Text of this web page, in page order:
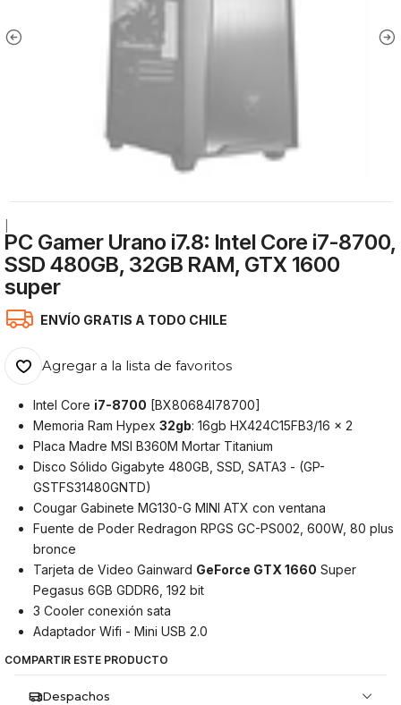
PC Gamer Urano i7.8: Intel Core i7-8700,
SSD 480GB, 32GB RAM, GTX 1600
super
ENVÍO GRATIS A TODO CHILE
Agregar a la lista de favoritos
Intel Core i7-8700 [BX80684I78700]
Memoria Ram Hypex32gb: 16gb HX424C15FB3/16 x 2
Placa Madre MSI B360M Mortar Titanium
Disco Sólido Gigabyte 480GB, SSD, SATA3 - (GP-
GSTFS31480GNTD)
Cougar Gabinete MG130-G MINI ATX con ventana
Fuente de Poder Redragon RPGS GC-PS002, 600W, 80 plus
bronce
Tarjeta de Video Gainward GeForce GTX 1660 Super
Pegasus 6GB GDDR6, 192 bit
3 Cooler conexión sata
Adaptador Wifi - Mini USB 2.0
COMPARTIR ESTE PRODUCTO
Despachos